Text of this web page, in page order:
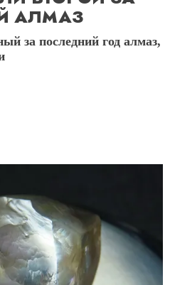
АЛМАЗ
за последний год алмаз,